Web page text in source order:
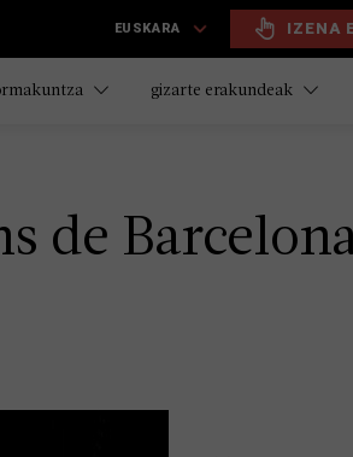
EUSKARA IZENA
gizarte erakundeak
de